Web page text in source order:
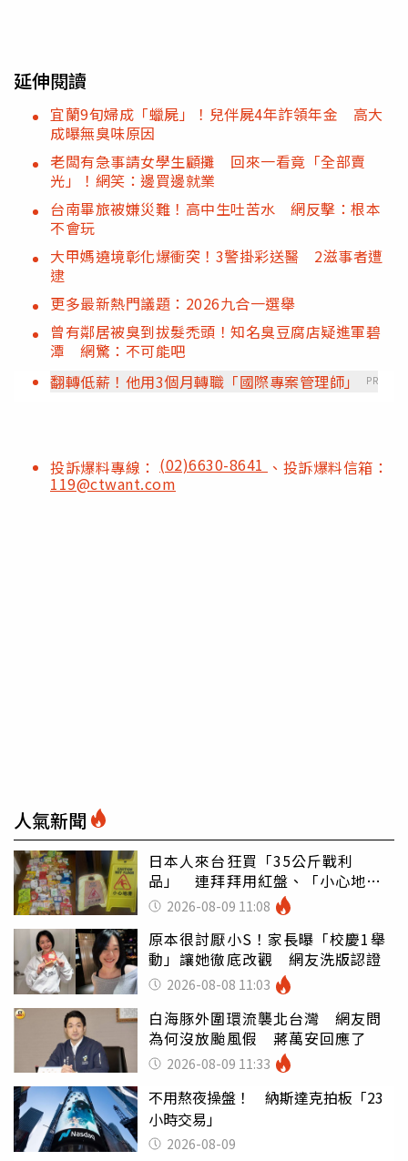
延伸閱讀
宜蘭9旬婦成「蠟屍」！兒伴屍4年詐領年金 高大
成曝無臭味原因
老闆有急事請女學生顧攤 回來一看竟「全部賣
光」！網笑：邊買邊就業
台南畢旅被嫌災難！高中生吐苦水 網反擊：根本
不會玩
大甲媽遶境彰化爆衝突！3警掛彩送醫 2滋事者遭
逮
更多最新熱門議題：2026九合一選舉
曾有鄰居被臭到拔髮禿頭！知名臭豆腐店疑進軍碧
潭 網驚：不可能吧
翻轉低薪！他用3個月轉職「國際專案管理師」
PR
投訴爆料專線： (02)6630-8641 、投訴爆料信箱：
119@ctwant.com
人氣新聞
日本人來台狂買「35公斤戰利
品」 連拜拜用紅盤、「小心地
滑」告示牌也帶回家
2026-08-09 11:08
原本很討厭小S！家長曝「校慶1舉
動」讓她徹底改觀 網友洗版認證
2026-08-08 11:03
白海豚外圍環流襲北台灣 網友問
為何沒放颱風假 蔣萬安回應了
2026-08-09 11:33
不用熬夜操盤！ 納斯達克拍板「23
小時交易」
2026-08-09